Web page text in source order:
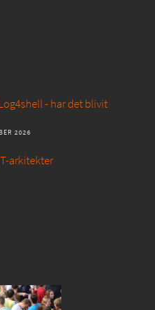
- har det blivit
2026
arkitekter